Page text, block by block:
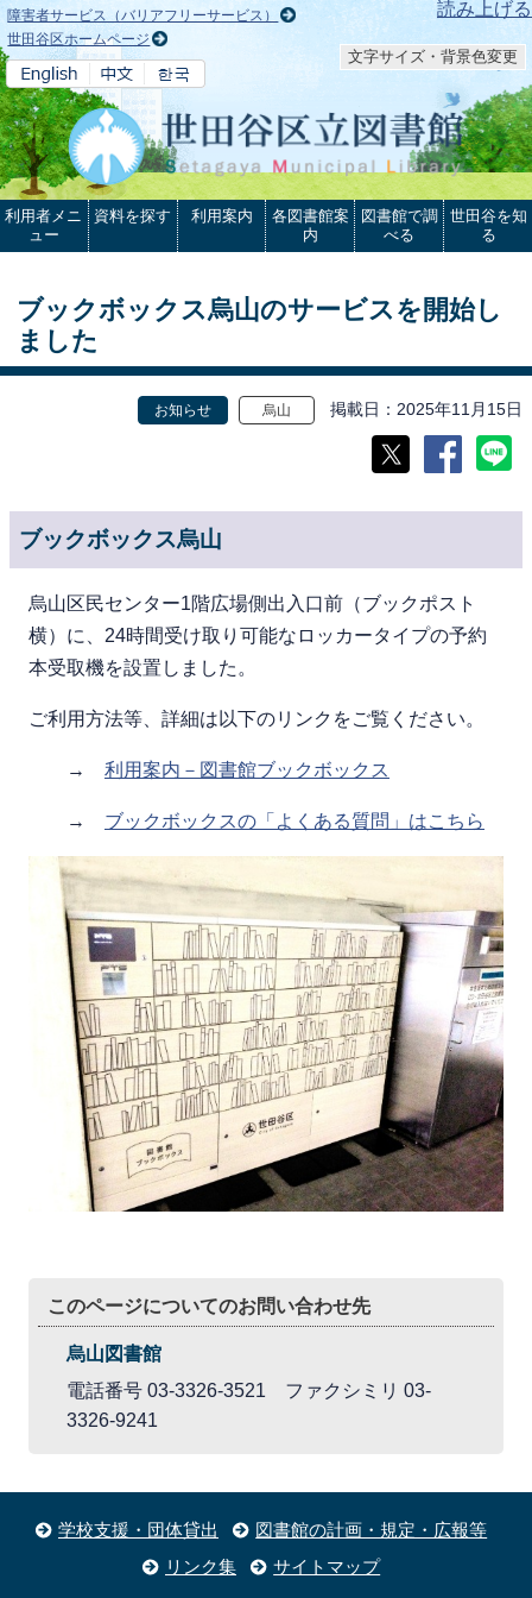
本文へ 読み上げる
障害者サービス（バリアフリーサービス）
世田谷区ホームページ
文字サイズ・背景色変更
利用者メニ
ュー
資料を探す 利用案内
各図書館案
内
図書館で調
べる
世田谷を知
る
ブックボックス烏山のサービスを開始し
ました
お知らせ 烏山 掲載日 2025年11月15日
ブックボックス烏山
烏山区民センター1階広場側出入口前（ブックポスト
横）に、24時間受け取り可能なロッカータイプの予約
本受取機を設置しました。
ご利用方法等、詳細は以下のリンクをご覧ください。
→ 利用案内－図書館ブックボックス
→ ブックボックスの「よくある質問」はこちら
このページについてのお問い合わせ先
烏山図書館
電話番号 03-3326-3521 ファクシミリ 03-
3326-9241
学校支援・団体貸出
図書館の計画・規定・広報等
リンク集
サイトマップ